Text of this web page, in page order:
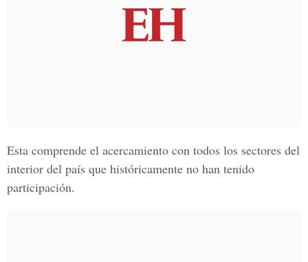
Esta comprende el acercamiento con todos los sectores del
interior del país que históricamente no han tenido
participación.